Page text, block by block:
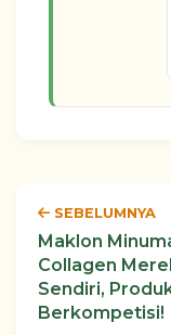
SEBELUMNYA
Maklon
Collagen
Sendiri,
Berkompetisi!